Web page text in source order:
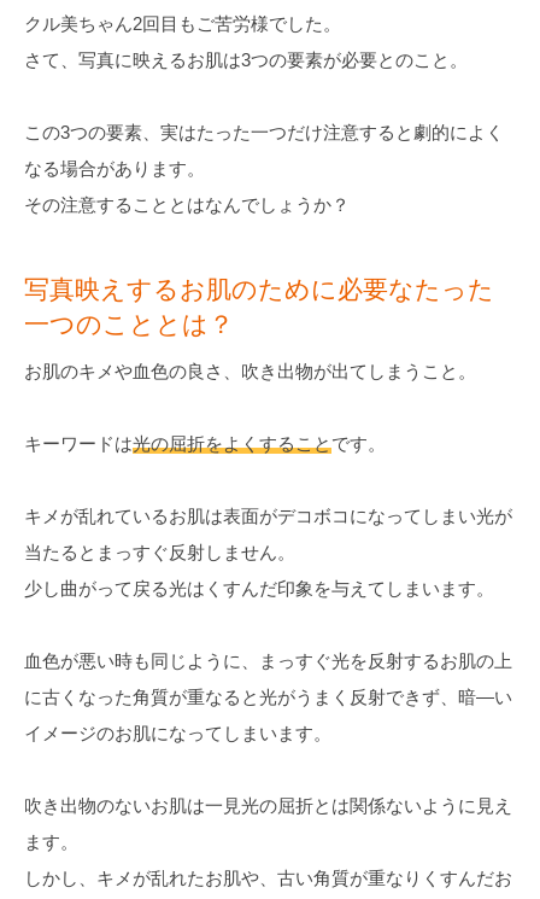
クル美ちゃん2回目もご苦労様でした。
さて、写真に映えるお肌は3つの要素が必要とのこと。
この3つの要素、実はたった一つだけ注意すると劇的によく
なる場合があります。
その注意することとはなんでしょうか？
写真映えするお肌のために必要なたった
一つのこととは？
お肌のキメや血色の良さ、吹き出物が出てしまうこと。
キーワードは光の屈折をよくすることです。
キメが乱れているお肌は表面がデコボコになってしまい光が
当たるとまっすぐ反射しません。
少し曲がって戻る光はくすんだ印象を与えてしまいます。
血色が悪い時も同じように、まっすぐ光を反射するお肌の上
に古くなった角質が重なると光がうまく反射できず、暗―い
イメージのお肌になってしまいます。
吹き出物のないお肌は一見光の屈折とは関係ないように見え
ます。
しかし、キメが乱れたお肌や、古い角質が重なりくすんだお